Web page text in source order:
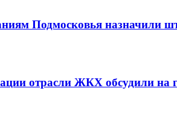
Подмосковья назначили
отрасли ЖКХ обсудили на